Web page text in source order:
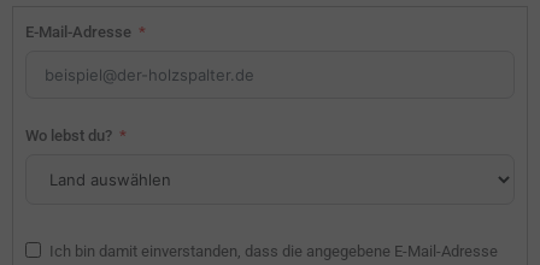
E-Mail-Adresse
Wo lebst du?
Ich bin damit einverstanden, dass die angegebene E-Mail-Adresse